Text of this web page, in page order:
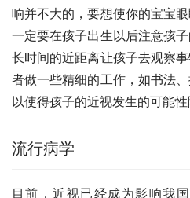
响并不大的，要想使你的宝宝
一定要在孩子出生以后注意孩
长时间的近距离让孩子去观察
者做一些精细的工作，如书法
以使得孩子的近视发生的可能性
流行病学
目前，近视已经成为影响我